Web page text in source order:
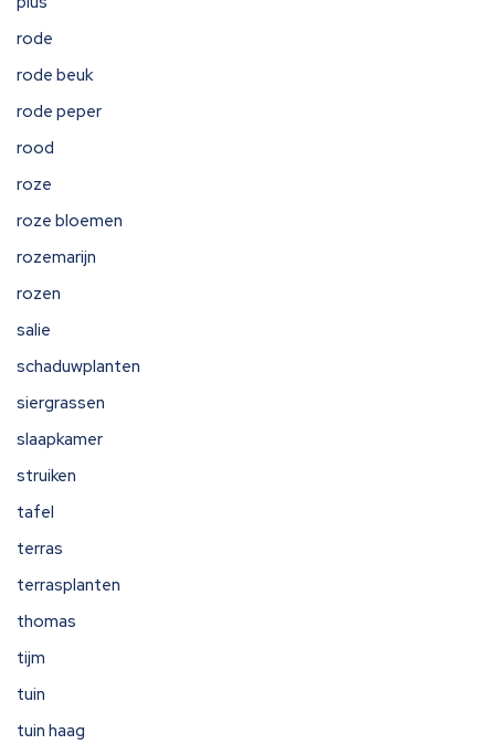
rode
rode beuk
rode peper
rood
roze
roze bloemen
rozemarijn
rozen
salie
schaduwplanten
siergrassen
slaapkamer
struiken
tafel
terras
terrasplanten
thomas
tijm
tuin
tuin haag